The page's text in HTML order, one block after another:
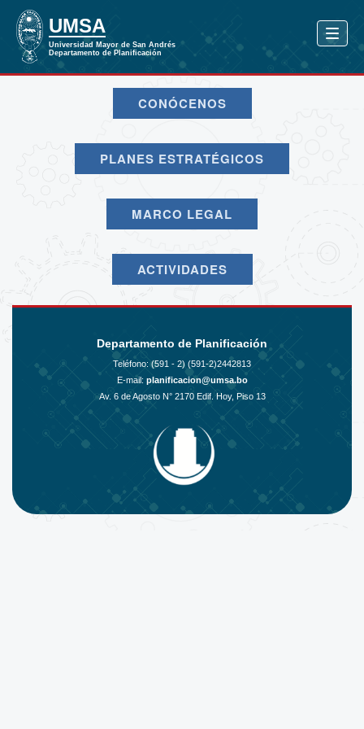
CONÓCENOS
PLANES ESTRATÉGICOS
MARCO LEGAL
ACTIVIDADES
Departamento de Planificación
Teléfono: (591 - 2) (591-2)2442813
E-mail: planificacion@umsa.bo
Av. 6 de Agosto N° 2170 Edif. Hoy, Piso 13